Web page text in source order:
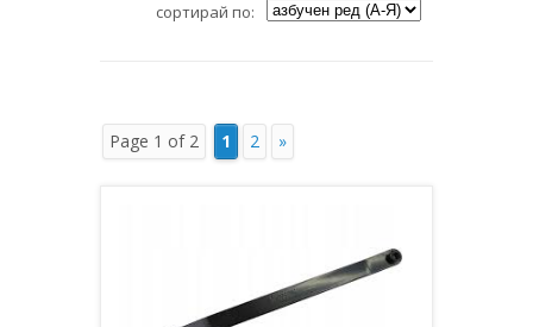
сортирай по:
Page 1 of 2 1 2 »